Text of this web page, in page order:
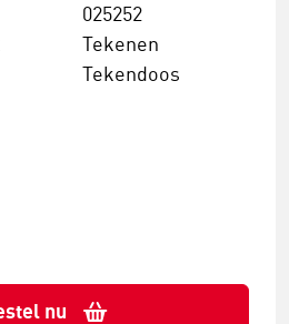
025252
Tekenen
Tekendoos
nu